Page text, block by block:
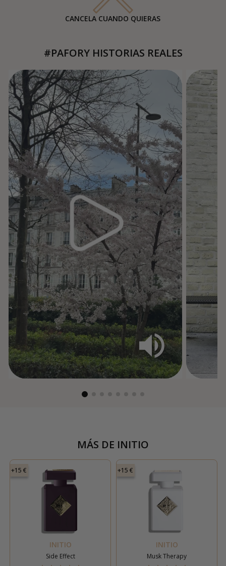
CANCELA CUANDO QUIERAS
#PAFORY HISTORIAS REALES
MÁS DE INITIO
+15 €
INITIO
Side Effect
+15 €
INITIO
Musk Therapy